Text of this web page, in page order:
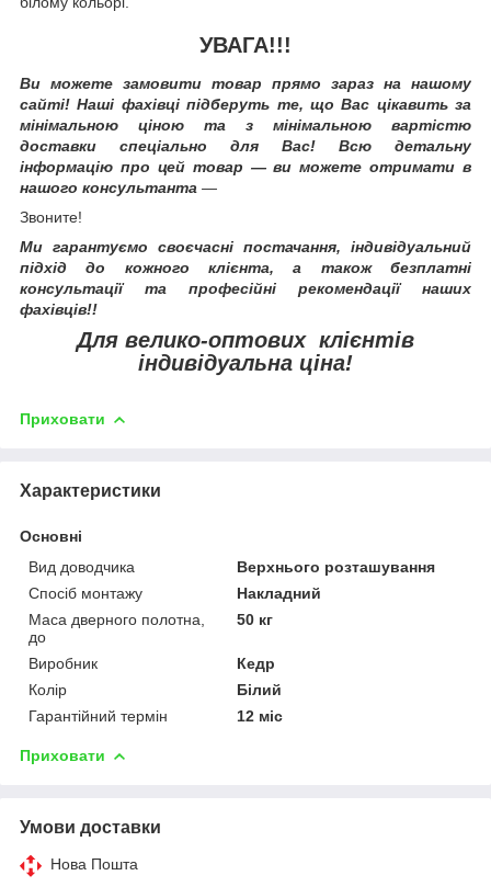
УВАГА!!!
Ви можете замовити товар прямо зараз на нашому
сайті! Наші фахівці підберуть те, що Вас цікавить за
мінімальною ціною та з мінімальною вартістю
доставки спеціально для Вас! Всю детальну
інформацію про цей товар — ви можете отримати в
нашого консультанта —
Звоните!
Ми гарантуємо своєчасні постачання, індивідуальний
підхід до кожного клієнта, а також безплатні
консультації та професійні рекомендації наших
фахівців!!
Для велико-оптових клієнтів
індивідуальна ціна!
Приховати
Характеристики
Основні
Вид доводчика
Верхнього розташування
Спосіб монтажу
Накладний
Маса дверного полотна,
до
50 кг
Виробник
Кедр
Колір
Білий
Гарантійний термін
12 міс
Приховати
Умови доставки
Нова Пошта